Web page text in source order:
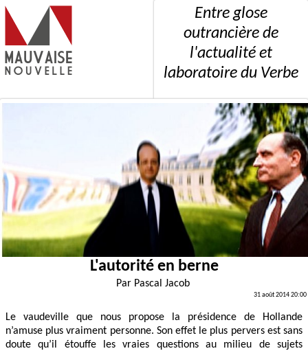
Entre glose
outrancière de
l'actualité et
laboratoire du Verbe
L'autorité en berne
Par Pascal Jacob
31 août 2014 20:00
Le vaudeville que nous propose la présidence de Hollande
n’amuse plus vraiment personne. Son effet le plus pervers est sans
doute qu’il étouffe les vraies questions au milieu de sujets